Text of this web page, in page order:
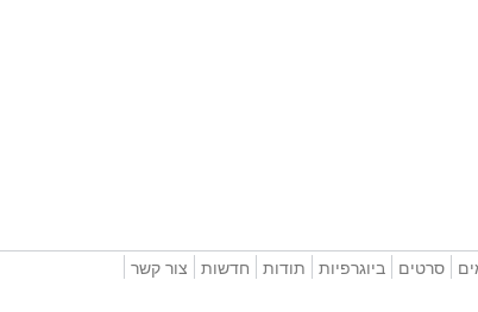
סרטים ביוגרפיות תודות חדשות צור קשר